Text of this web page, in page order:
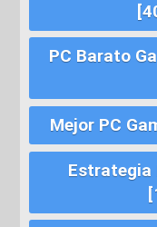
PC Barato
Mejor PC
Estrategia